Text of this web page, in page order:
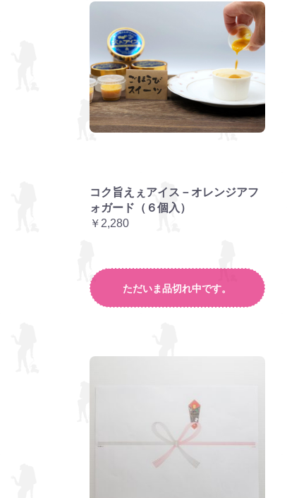
コク旨えぇアイス－オレンジアフ
ォガード（６個入）
￥2,280
ただいま品切れ中です。